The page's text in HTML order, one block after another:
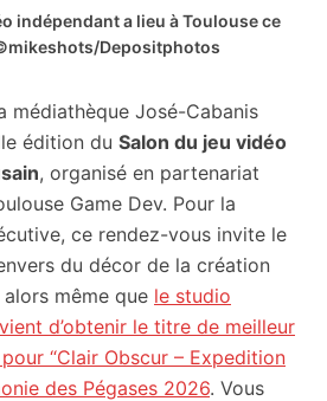
indépendant a lieu à Toulouse ce
Depositphotos
médiathèque José-Cabanis
édition du Salon du jeu vidéo
, organisé en partenariat
Game Dev. Pour la
ce rendez-vous invite le
du décor de la création
même que le studio
d’obtenir le titre de meilleur
“Clair Obscur – Expedition
des Pégases 2026. Vous